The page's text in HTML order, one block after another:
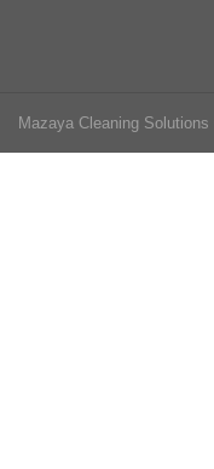
Mazaya Cleaning Solutions